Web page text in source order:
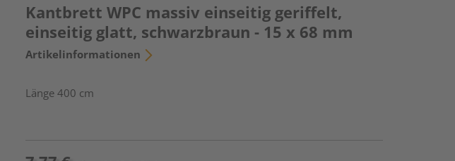
Kantbrett WPC massiv einseitig geriffelt,
einseitig glatt, schwarzbraun - 15 x 68 mm
Artikelinformationen
Länge 400 cm